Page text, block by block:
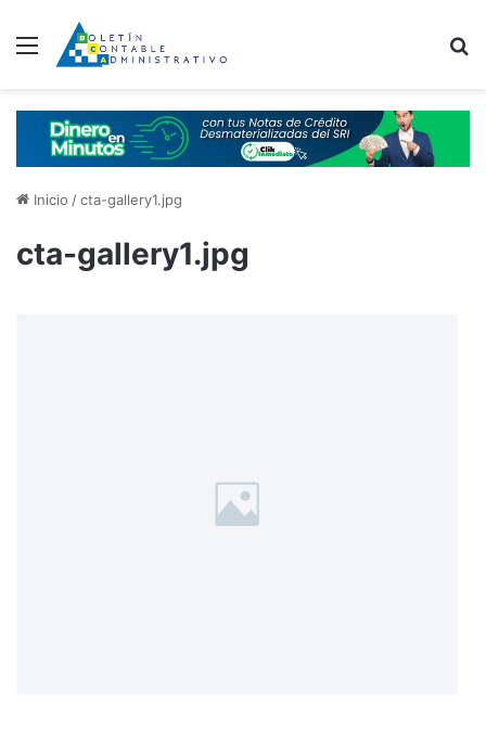
Menú
Inicio /cta-gallery1.jpg
cta-gallery1.jpg